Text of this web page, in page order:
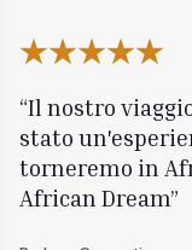
Il nostro
stato
torneremo in
African Dream